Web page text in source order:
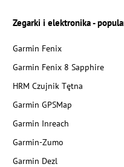
Zegarki i elektronika -
Garmin Fenix
Garmin Fenix 8 Sapphire
HRM Czujnik Tętna
Garmin GPSMap
Garmin Inreach
Garmin-Zumo
Garmin Dezl